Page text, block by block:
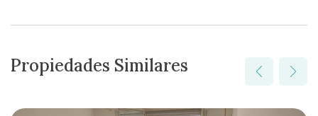
Propiedades Similares